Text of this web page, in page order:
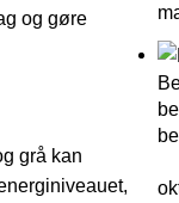
og gøre
grå kan